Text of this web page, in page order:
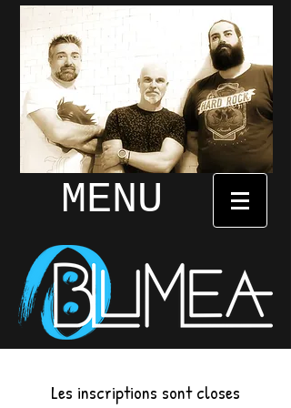
MENU
Les inscriptions sont closes